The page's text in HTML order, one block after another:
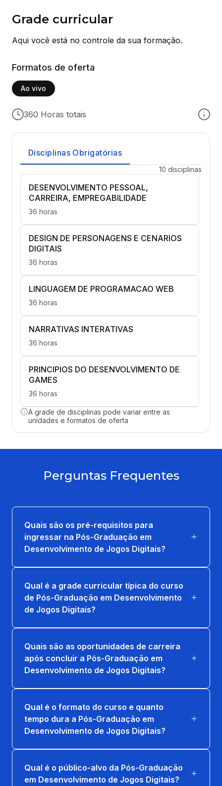
Grade curricular
Aqui você está no controle da sua formação.
Formatos de oferta
Ao vivo
360 Horas totais
Disciplinas Obrigatórias
10 disciplinas
DESENVOLVIMENTO PESSOAL,
CARREIRA, EMPREGABILIDADE
36 horas
DESIGN DE PERSONAGENS E CENARIOS
DIGITAIS
36 horas
LINGUAGEM DE PROGRAMACAO WEB
36 horas
NARRATIVAS INTERATIVAS
36 horas
PRINCIPIOS DO DESENVOLVIMENTO DE
GAMES
36 horas
COMPUTACAO GRAFICA
36 horas
36 horas
TECNICAS AVANCADAS EM
DESENVOLVIMENTO DE GAMES
36 horas
TEORIA DOS JOGOS
36 horas
A grade de disciplinas pode variar entre as
unidades e formatos de oferta
Perguntas Frequentes
Quais são os pré-requisitos para
ingressar na Pós-Graduação em
Desenvolvimento de Jogos Digitais?
Qual é a grade curricular típica do curso
de Pós-Graduação em Desenvolvimento
de Jogos Digitais?
Quais são as oportunidades de carreira
após concluir a Pós-Graduação em
Desenvolvimento de Jogos Digitais?
Qual é o formato do curso e quanto
tempo dura a Pós-Graduação em
Desenvolvimento de Jogos Digitais?
Qual é o público-alvo da Pós-Graduação
em Desenvolvimento de Jogos Digitais?